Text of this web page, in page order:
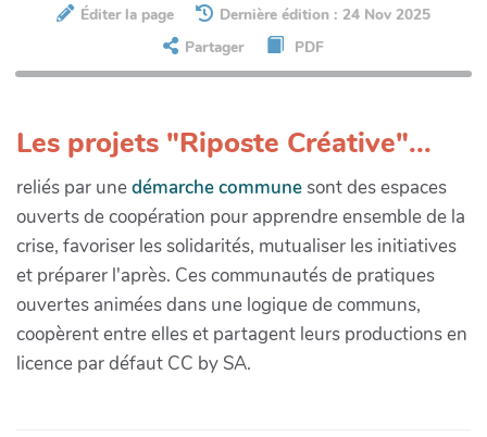
Éditer la page
Dernière édition : 24 Nov 2025
Partager
PDF